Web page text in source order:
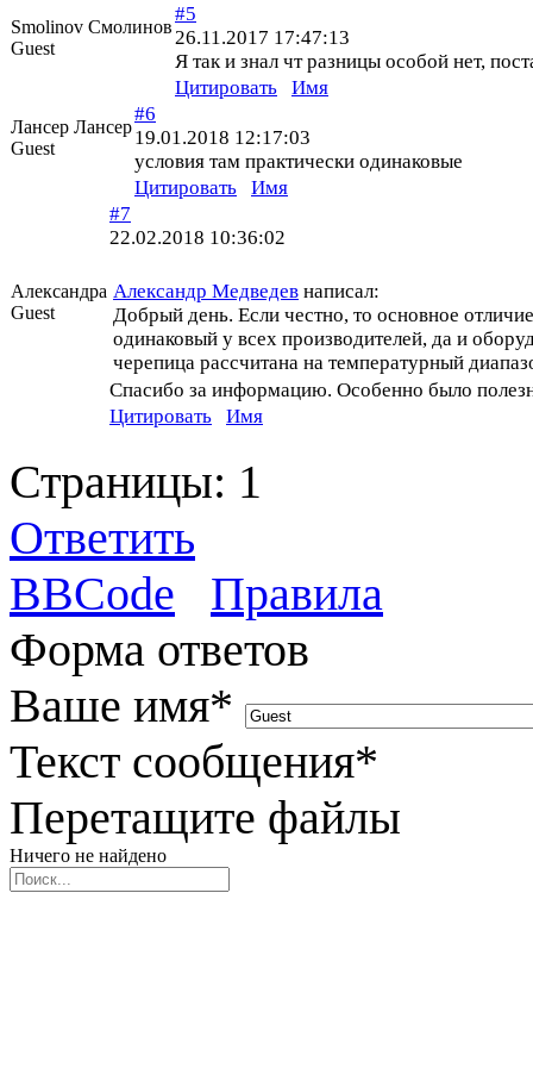
Smolinov Смолинов
Guest
#5
26.11.2017 17:47:13
Я так и знал чт разницы особой нет,
Цитировать
Имя
Лансер Лансер
Guest
#6
19.01.2018 12:17:03
условия там практически одинаковые
Цитировать
Имя
Александра
Guest
#7
22.02.2018 10:36:02
Александр Медведев написал:
Добрый день. Если честно, то основное
одинаковый у всех производителей, да и
черепица рассчитана на температурный
Спасибо за информацию. Особенно было
Цитировать
Имя
Страницы: 1
Ответить
BBCode
Правила
Форма ответов
Ваше имя*
Текст сообщения*
Перетащите файлы
Ничего не найдено